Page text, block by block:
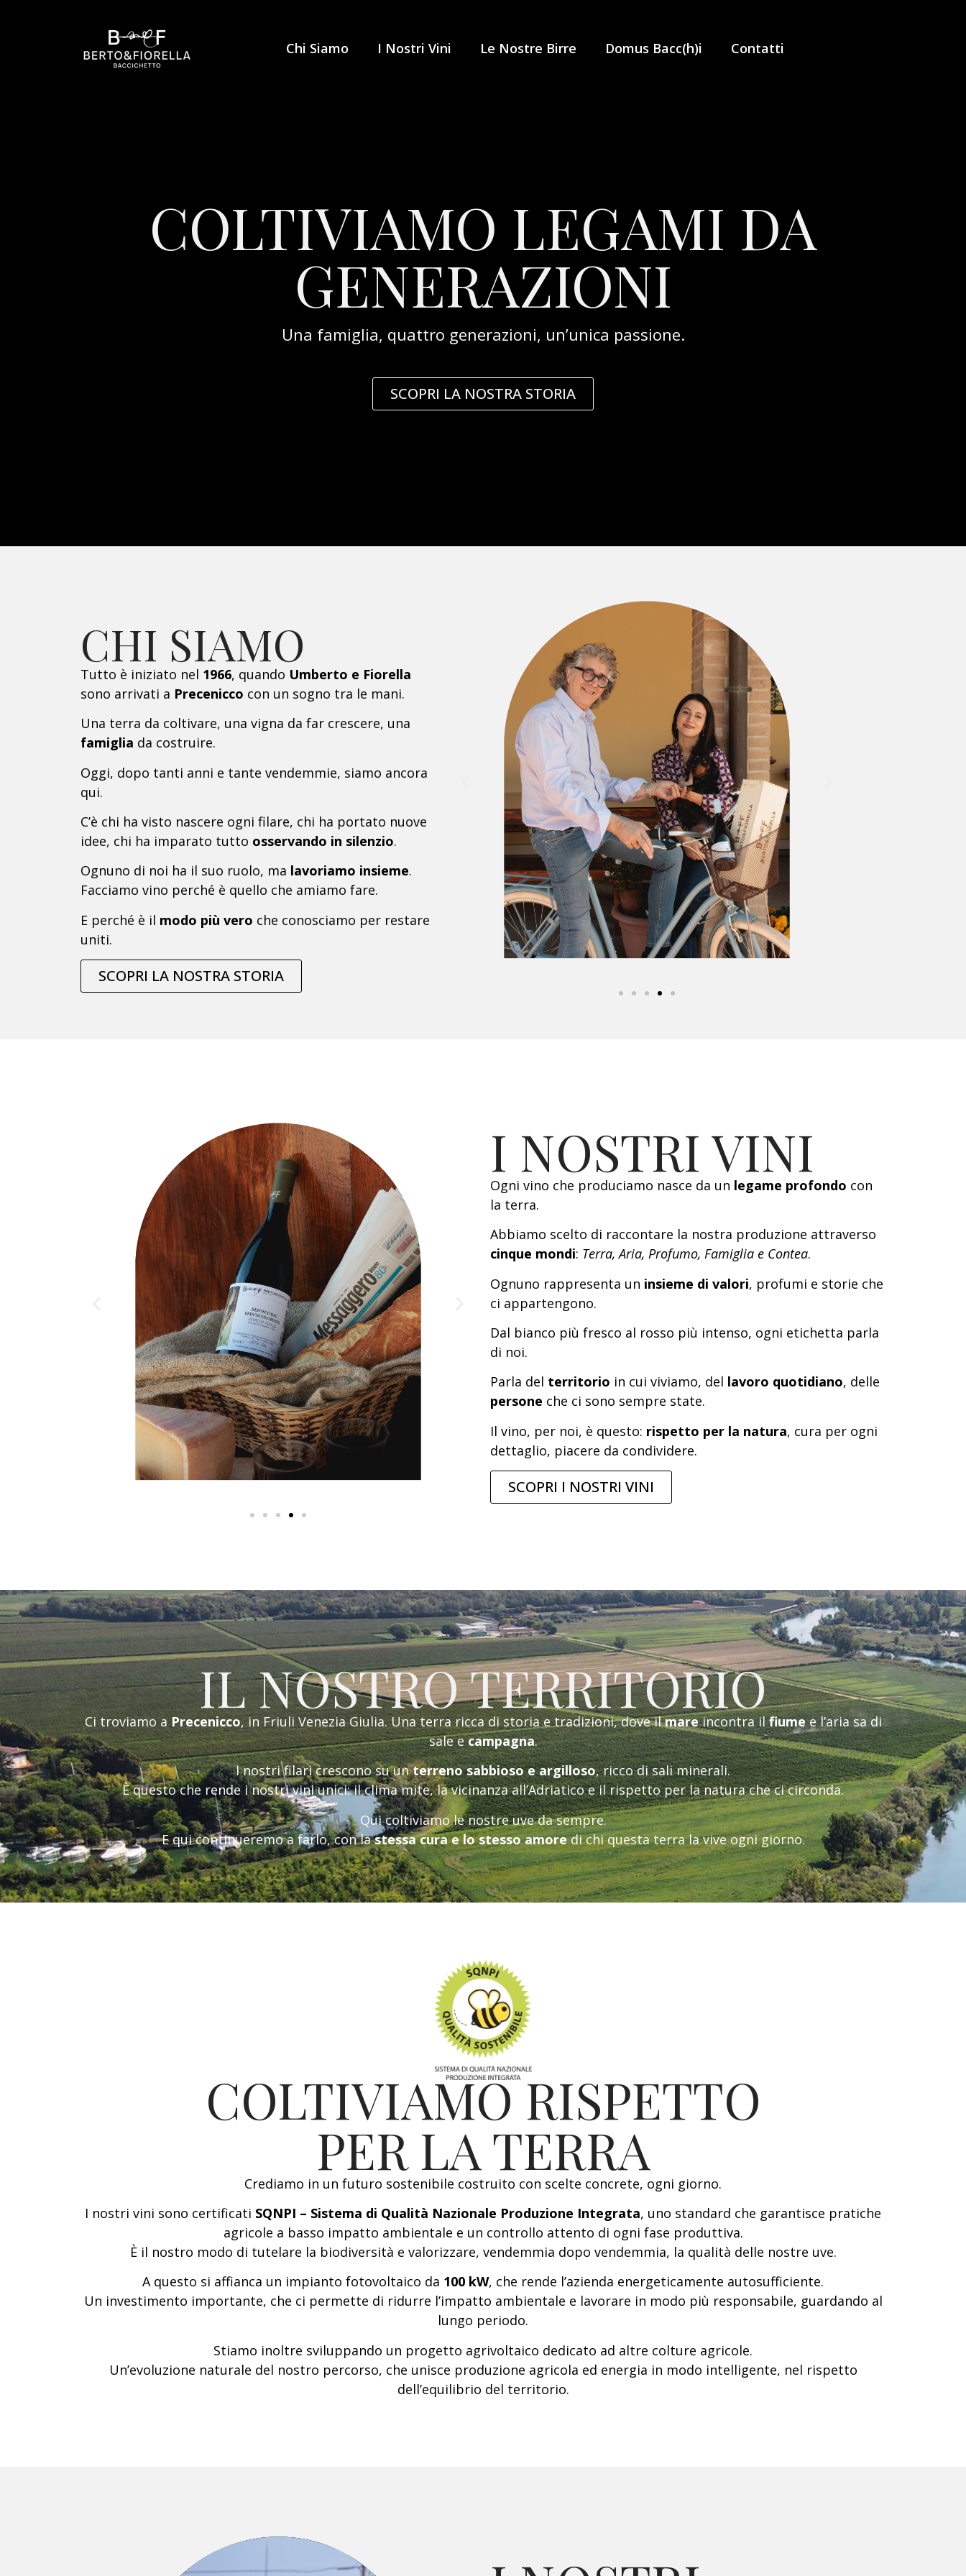
Chi Siamo I Nostri Vini Le Nostre Birre Domus Bacc(h)i Contatti
COLTIVIAMO LEGAMI DA
GENERAZIONI
Una famiglia, quattro generazioni, un’unica passione.
SCOPRI LA NOSTRA STORIA
CHI SIAMO
Tutto è iniziato nel 1966, quando Umberto e Fiorella
sono arrivati a Precenicco con un sogno tra le mani.
Una terra da coltivare, una vigna da far crescere, una
famiglia da costruire.
Oggi, dopo tanti anni e tante vendemmie, siamo ancora
qui.
C’è chi ha visto nascere ogni filare, chi ha portato nuove
idee, chi ha imparato tutto osservando in silenzio.
Ognuno di noi ha il suo ruolo, ma lavoriamo insieme.
Facciamo vino perché è quello che amiamo fare.
E perché è il modo più vero che conosciamo per restare
uniti.
SCOPRI LA NOSTRA STORIA
I NOSTRI VINI
Ogni vino che produciamo nasce da un legame profondo con
la terra.
Abbiamo scelto di raccontare la nostra produzione attraverso
cinque mondi: Terra, Aria, Profumo, Famiglia e Contea.
Ognuno rappresenta un insieme di valori, profumi e storie che
ci appartengono.
Dal bianco più fresco al rosso più intenso, ogni etichetta parla
di noi.
Parla del territorio in cui viviamo, del lavoro quotidiano, delle
persone che ci sono sempre state.
Il vino, per noi, è questo: rispetto per la natura, cura per ogni
dettaglio, piacere da condividere.
SCOPRI I NOSTRI VINI
IL NOSTRO TERRITORIO
Ci troviamo aPrecenicco, in Friuli Venezia Giulia.Una terra ricca di storia e tradizioni, dove ilmareincontra ilfiumee l’aria sa di
sale ecampagna.
I nostri filari crescono su unterreno sabbioso e argilloso, ricco di sali minerali.
È questo che rende i nostri vini unici: il clima mite, la vicinanza all’Adriatico e il rispetto per la natura che ci circonda.
Qui coltiviamo le nostre uve da sempre.
E qui continueremo a farlo, con lastessa cura e lo stesso amoredi chi questa terra la vive ogni giorno.
COLTIVIAMO RISPETTO
PER LA TERRA
Crediamo in un futuro sostenibile costruito con scelte concrete, ogni giorno.
I nostri vini sono certificati SQNPI – Sistema di Qualità Nazionale Produzione Integrata, uno standard che garantisce pratiche
agricole a basso impatto ambientale e un controllo attento di ogni fase produttiva.
È il nostro modo di tutelare la biodiversità e valorizzare, vendemmia dopo vendemmia, la qualità delle nostre uve.
A questo si affianca un impianto fotovoltaico da 100 kW, che rende l’azienda energeticamente autosufficiente.
Un investimento importante, che ci permette di ridurre l’impatto ambientale e lavorare in modo più responsabile, guardando al
lungo periodo.
Stiamo inoltre sviluppando un progetto agrivoltaico dedicato ad altre colture agricole.
Un’evoluzione naturale del nostro percorso, che unisce produzione agricola ed energia in modo intelligente, nel rispetto
dell’equilibrio del territorio.